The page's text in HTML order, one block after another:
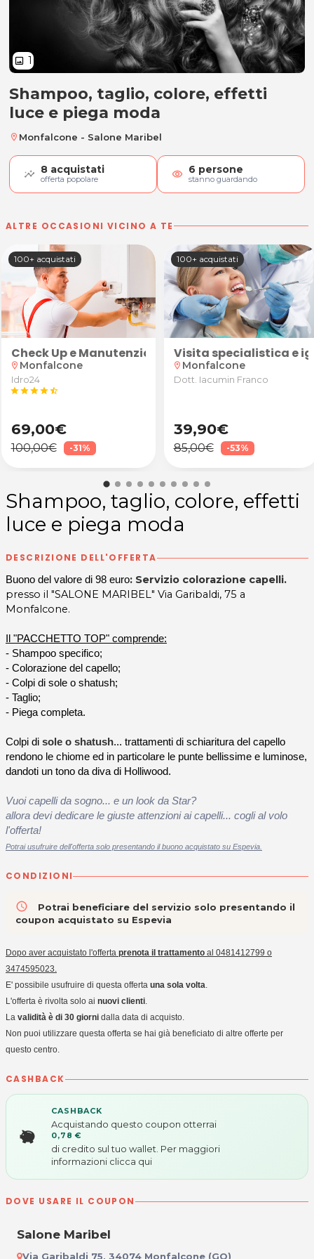
image 1
Shampoo, taglio, colore, effetti
Shampoo, taglio, colore, effetti
luce e piega moda
location_on Monfalcone - Salone Maribel
8 acquistati
offerta popolare visibility 6 persone
stanno guardando
ALTRE OCCASIONI VICINO A TE
spagnolo, latino o greco per ragazzi delle
climatizzatore con igienizzante antibatterico
100+ acquistati
Check Up e Manutenzione Caldaia
location_on Monfalcone
Idro24
starstarstarstarstar_half
69,00€
100,00€ -31%
100+ acquistati
Visita specialistica e
location_on Monfalcone
Dott. Iacumin Franco
39,90€
85,00€ -53%
Shampoo, taglio, colore, effetti
luce e piega moda
DESCRIZIONE DELL'OFFERTA
Buono del valore di 98 euro: Servizio colorazione capelli.
presso il "SALONE MARIBEL" Via Garibaldi, 75 a
Monfalcone.
Il "PACCHETTO TOP" comprende:
- Shampoo specifico;
- Colorazione del capello;
- Colpi di sole o shatush;
- Taglio;
- Piega completa.
Colpi di sole o shatush... trattamenti di schiaritura del capello
rendono le chiome ed in particolare le punte bellissime e luminose,
dandoti un tono da diva di Holliwood.
Vuoi capelli da sogno... e un look da Star?
allora devi dedicare le giuste attenzioni ai capelli... cogli al volo
l'offerta!
Potrai usufruire dell'offerta solo presentando il buono acquistato su Espevia.
CONDIZIONI
access_time
Potrai beneficiare del servizio solo presentando il
coupon acquistato su Espevia
Dopo aver acquistato l'offerta prenota il trattamento al 0481412799 o
3474595023.
E' possibile usufruire di questa offerta una sola volta.
L'offerta è rivolta solo ai nuovi clienti.
La validità è di 30 giorni dalla data di acquisto.
Non puoi utilizzare questa offerta se hai già beneficiato di altre offerte per
questo centro.
CASHBACK
CASHBACK
Acquistando questo coupon otterrai
0,78 €
di credito sul tuo wallet. Per maggiori
informazioni clicca qui
DOVE USARE IL COUPON
Salone Maribel
Via Garibaldi 75, 34074 Monfalcone (GO)